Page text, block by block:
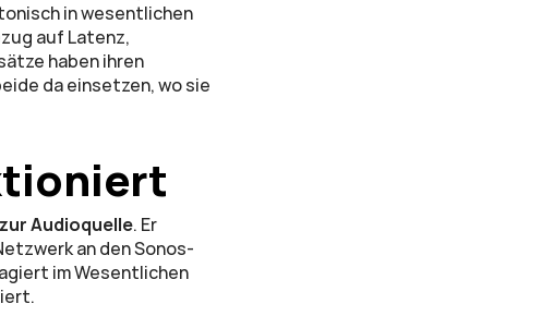
in wesentlichen
auf Latenz,
haben ihren
da einsetzen, wo sie
Audioquelle. Er
an den Sonos-
im Wesentlichen